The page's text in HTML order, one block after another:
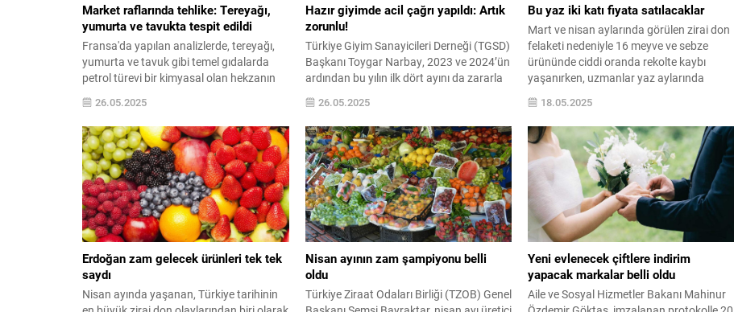
Market raflarında tehlike: Tereyağı,
yumurta ve tavukta tespit edildi
Fransa'da yapılan analizlerde, tereyağı,
yumurta ve tavuk gibi temel gıdalarda
petrol türevi bir kimyasal olan hekzanın
almayan bu madde, sinir ve hormon
sistemini etkileyen ciddi sağlık riskleri
taşıyor...
26.05.2025
Hazır giyimde acil çağrı yapıldı: Artık
zorunlu!
Türkiye Giyim Sanayicileri Derneği (TGSD)
Başkanı Toygar Narbay, 2023 ve 2024’ün
ardından bu yılın ilk dört ayını da zararla
bulunduğu kritik duruma dikkat çekmek
ve acil çözüm önerilerini paylaşmak üzere
basın ...
26.05.2025
Bu yaz iki katı fiyata satılacaklar
Mart ve nisan aylarında görülen zirai don
felaketi nedeniyle 16 meyve ve sebze
ürününde ciddi oranda rekolte kaybı
yaşanırken, uzmanlar yaz aylarında
artabileceğine dikkat çekti.
Cumhurbaşkanı Erdoğan, konuya ilişkin
yaptığı açıklamada 'Belli ürün gruplarında
bu sene sıkıntı yaşayacağımız anlaşılıyor '
ifadelerini kullandı.
18.05.2025
Erdoğan zam gelecek ürünleri tek tek
saydı
Nisan ayında yaşanan, Türkiye tarihinin
Nisan ayının zam şampiyonu belli
oldu
Türkiye Ziraat Odaları Birliği (TZOB) Genel
Yeni evlenecek çiftlere indirim
yapacak markalar belli oldu
Aile ve Sosyal Hizmetler Bakanı Mahinur